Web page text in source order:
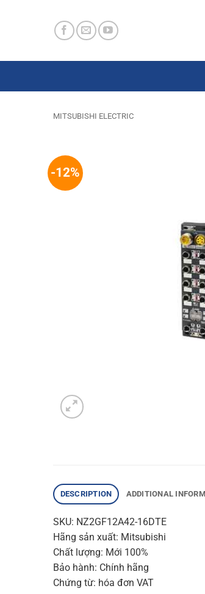
MITSUBISHI ELECTRIC
-12%
DESCRIPTION ADDITIONAL
SKU: NZ2GF12A42-16DTE
Hãng sản xuất: Mitsubishi
Chất lượng: Mới 100%
Bảo hành: Chính hãng
Chứng từ: hóa đơn VAT